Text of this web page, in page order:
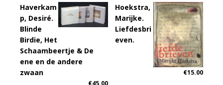
Haverkam
p, Desiré.
Blinde
Birdie, Het
Schaambeertje & De
ene en de andere
zwaan
€45.00
Hoekstra,
Marijke.
Liefdesbri
even.
€15.00